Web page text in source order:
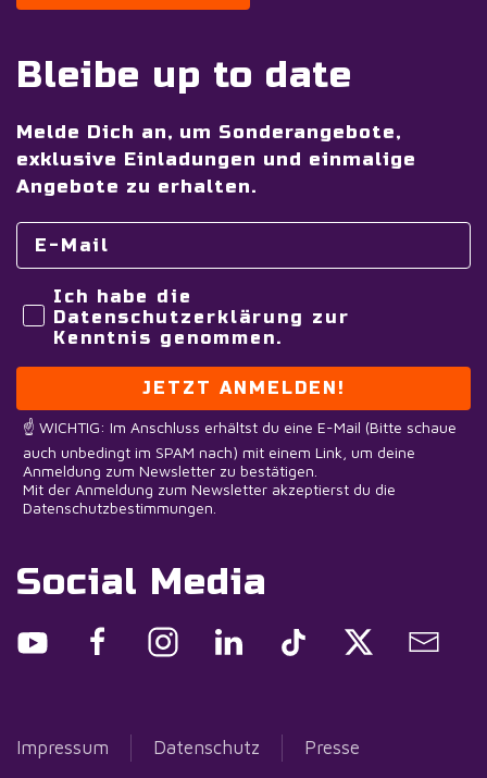
Bleibe up to date
Melde Dich an, um Sonderangebote,
exklusive Einladungen und einmalige
Angebote zu erhalten.
Ich habe die
Datenschutzerklärung zur
Kenntnis genommen.
JETZT ANMELDEN!
☝️ WICHTIG: Im Anschluss erhältst du eine E-Mail (Bitte schaue
auch unbedingt im SPAM nach) mit einem Link, um deine
Anmeldung zum Newsletter zu bestätigen.
Mit der Anmeldung zum Newsletter akzeptierst du die
Datenschutzbestimmungen.
Social Media
Impressum Datenschutz Presse